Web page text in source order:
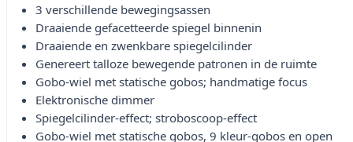
3 verschillende bewegingsassen
Draaiende gefacetteerde spiegel binnenin
Draaiende en zwenkbare spiegelcilinder
Genereert talloze bewegende patronen in de ruimte
Gobo-wiel met statische gobos; handmatige focus
Elektronische dimmer
Spiegelcilinder-effect; stroboscoop-effect
Gobo-wiel met statische gobos, 9 kleur-gobos en open